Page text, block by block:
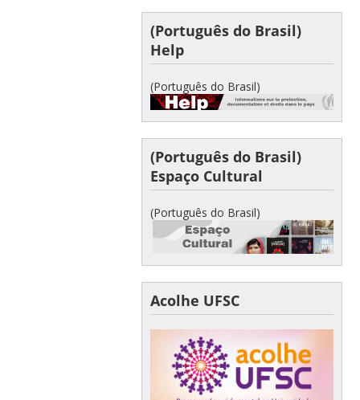
(Português do Brasil)
Help
(Português do Brasil)
(Português do Brasil)
Espaço Cultural
(Português do Brasil)
Acolhe UFSC